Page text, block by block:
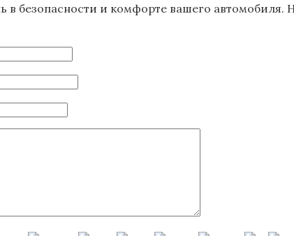
безопасности и комфорте вашего автомобиля.